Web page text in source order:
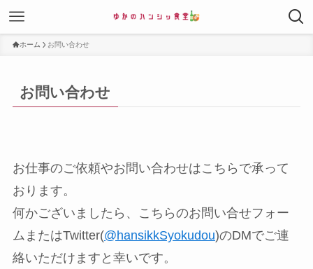
ホーム お問い合わせ
お問い合わせ
お仕事のご依頼やお問い合わせはこちらで承って
おります。
何かございましたら、こちらのお問い合せフォー
ムまたはTwitter(@hansikkSyokudou)のDMでご連
絡いただけますと幸いです。